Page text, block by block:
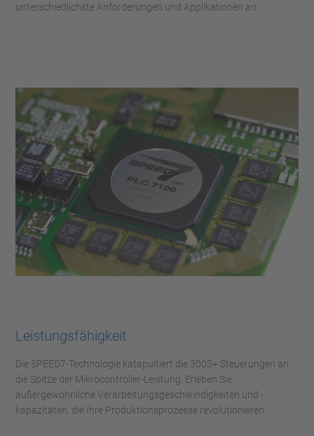
unterschiedlichste Anforderungen und Applikationen an.
Leistungsfähigkeit
Die SPEED7-Technologie katapultiert die 300S+ Steuerungen an
die Spitze der Mikrocontroller-Leistung. Erleben Sie
außergewöhnliche Verarbeitungsgeschwindigkeiten und -
kapazitäten, die Ihre Produktionsprozesse revolutionieren.